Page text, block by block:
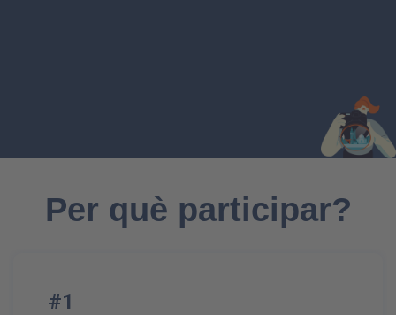
Per què participar?
#1